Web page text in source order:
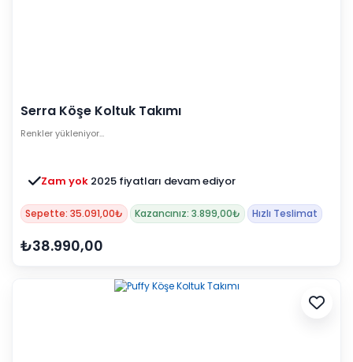
Serra Köşe Koltuk Takımı
Renkler yükleniyor…
Zam yok 2025 fiyatları devam ediyor
Sepette: 35.091,00₺ Kazancınız: 3.899,00₺ Hızlı Teslimat
₺38.990,00